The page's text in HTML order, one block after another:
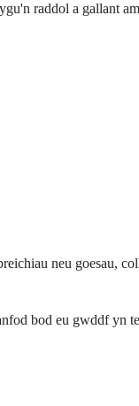
raddol a gallant
neu goesau,
bod eu gwddf yn